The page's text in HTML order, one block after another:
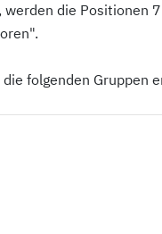
die Positionen
folgenden Gruppen